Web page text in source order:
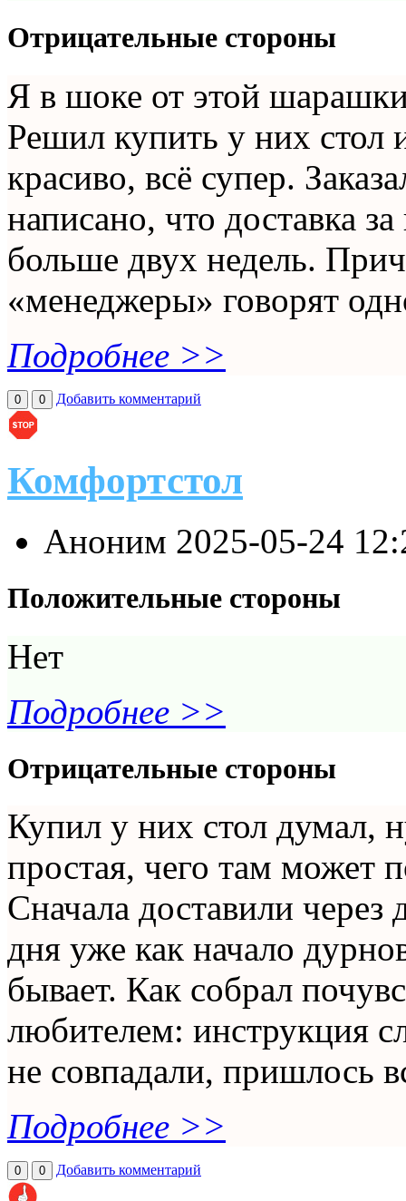
Отрицательные стороны
Я в шоке от этой
Решил купить у них стол
красиво, всё супер.
написано, что доставка
больше двух недель.
«менеджеры» говорят
Подробнее >>
0 0 Добавить комментарий
Комфортстол
Аноним 2025-05-24
Положительные стороны
Нет
Подробнее >>
Отрицательные стороны
Купил у них стол думал,
простая, чего там может
Сначала доставили через
дня уже как начало
бывает. Как собрал
любителем: инструкция
не совпадали, пришлось
Подробнее >>
0 0 Добавить комментарий